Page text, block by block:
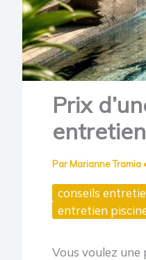
Prix
entretien
Par Marianne Tramia
conseils
entretien
Vous voulez une